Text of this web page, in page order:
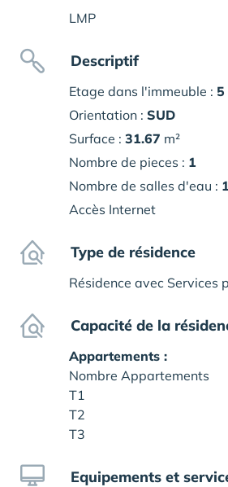
LMP
Descriptif
Etage dans l'immeuble : 5
Orientation : SUD
Surface : 31.67 m²
Nombre de pieces : 1
Nombre de salles d'eau : 1
Accès Internet
Type de résidence
Résidence avec Services
Capacité de la
Appartements :
Nombre Appartements
T1
T2
T3
Equipements et